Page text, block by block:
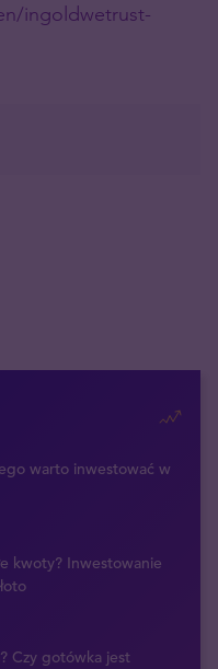
ingoldwetrust-
warto inwestować w
kwoty? Inwestowanie
Czy gotówka jest